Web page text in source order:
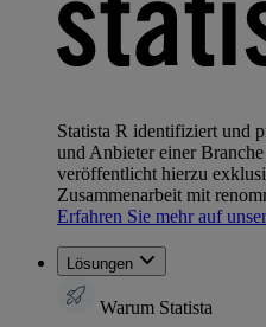
Statista R identifiziert und
und Anbieter einer
veröffentlicht hierzu
Zusammenarbeit mit
Erfahren Sie mehr auf
Lösungen
Warum Statista